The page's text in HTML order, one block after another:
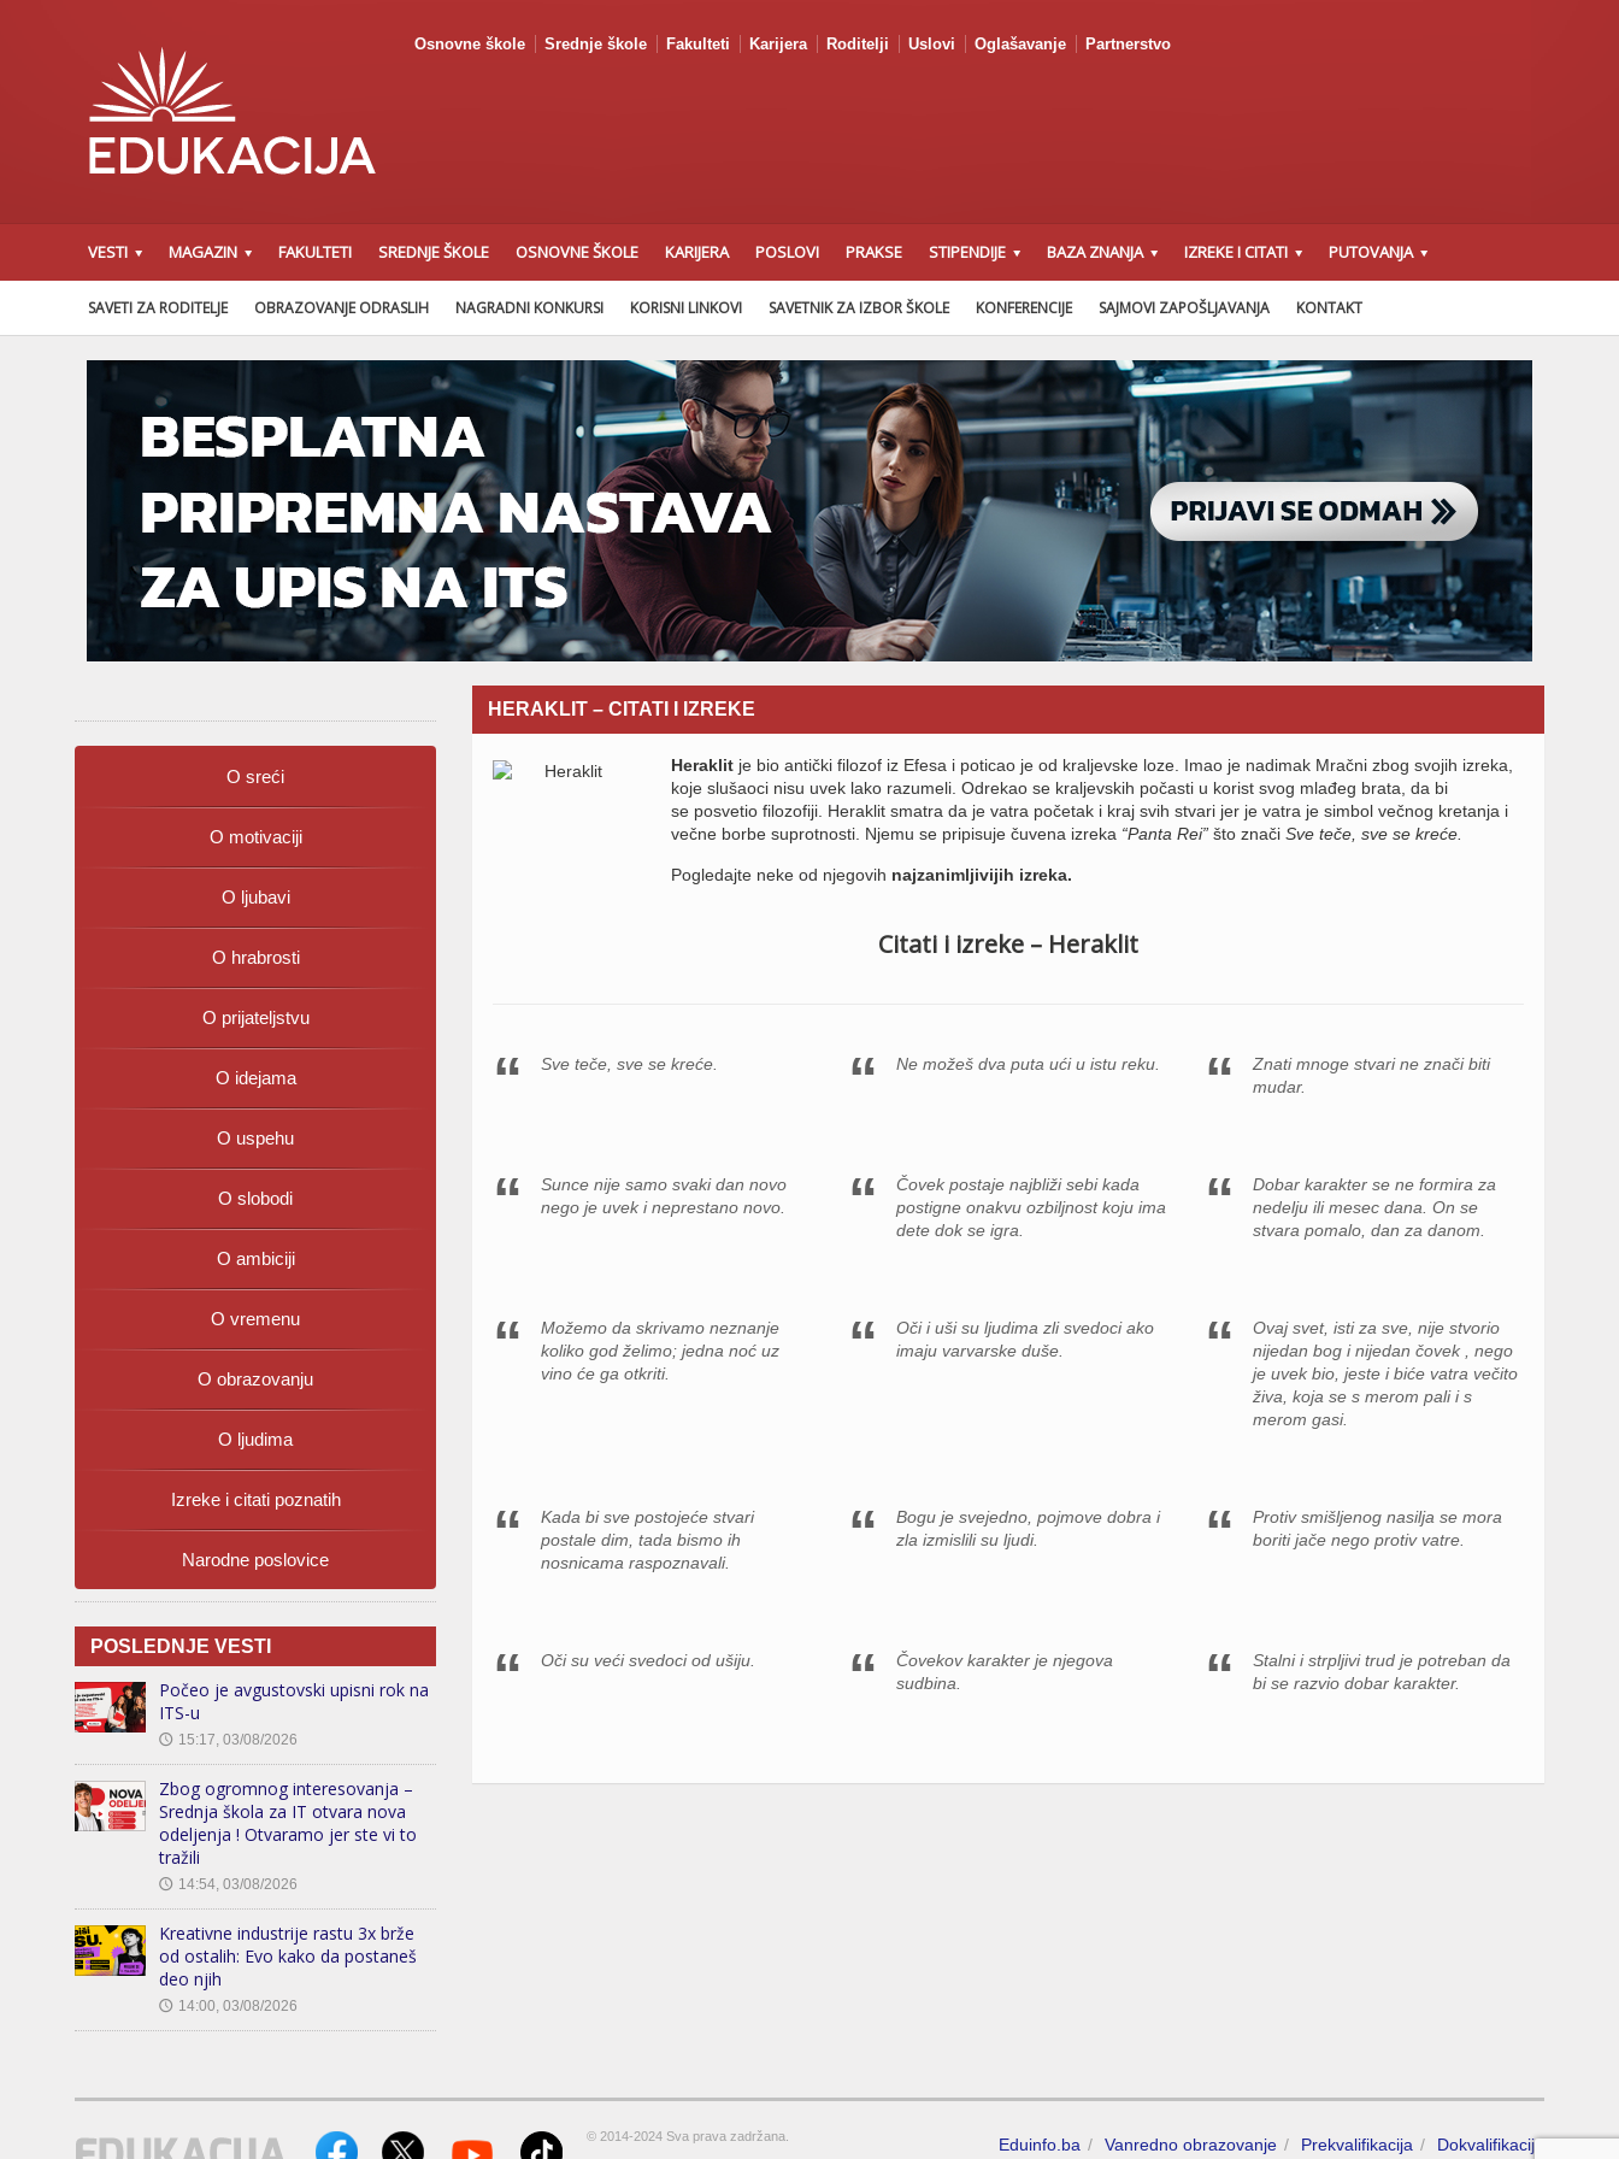
Osnovne škole Srednje škole Fakulteti Karijera Roditelji Uslovi Oglašavanje Partnerstvo
VESTI MAGAZIN FAKULTETI SREDNJE ŠKOLE OSNOVNE ŠKOLE KARIJERA POSLOVI PRAKSE STIPENDIJE BAZA ZNANJA IZREKE I CITATI PUTOVANJA
SAVETI ZA RODITELJE OBRAZOVANJE ODRASLIH NAGRADNI KONKURSI KORISNI LINKOVI SAVETNIK ZA IZBOR ŠKOLE KONFERENCIJE SAJMOVI ZAPOŠLJAVANJA KONTAKT
O sreći
O motivaciji
O ljubavi
O hrabrosti
O prijateljstvu
O idejama
O uspehu
O slobodi
O ambiciji
O vremenu
O obrazovanju
O ljudima
Izreke i citati poznatih
Narodne poslovice
POSLEDNJE VESTI
Počeo je avgustovski upisni rok na
ITS-u
🕔 15:17, 03/08/2026
Zbog ogromnog interesovanja –
Srednja škola za IT otvara nova
odeljenja ! Otvaramo jer ste vi to
tražili
🕔 14:54, 03/08/2026
Kreativne industrije rastu 3x brže
od ostalih: Evo kako da postaneš
deo njih
🕔 14:00, 03/08/2026
HERAKLIT – CITATI I IZREKE
Heraklitje bio antički filozof iz Efesa i poticao je od kraljevske loze. Imao je nadimak Mračni zbog svojih izreka,
koje slušaoci nisu uvek lako razumeli. Odrekao se kraljevskih počasti u korist svog mlađeg brata, da bi
se posvetio filozofiji. Heraklit smatra da je vatra početak i kraj svih stvari jer je vatra je simbol večnog kretanja i
večne borbe suprotnosti. Njemu se pripisuje čuvena izreka “Panta Rei”što znači Sve teče, sve se kreće.
Pogledajte neke od njegovih najzanimljivijih izreka.
Citati i izreke – Heraklit
Sve teče, sve se kreće. Ne možeš dva puta ući u istu reku.
Znati mnoge stvari ne znači biti
mudar.
Sunce nije samo svaki dan novo
nego je uvek i neprestano novo.
Čovek postaje najbliži sebi kada
postigne onakvu ozbiljnost koju ima
dete dok se igra.
Dobar karakter se ne formira za
nedelju ili mesec dana. On se
stvara pomalo, dan za danom.
Možemo da skrivamo neznanje
koliko god želimo; jedna noć uz
vino će ga otkriti.
Oči i uši su ljudima zli svedoci ako
imaju varvarske duše.
Ovaj svet, isti za sve, nije stvorio
nijedan bog i nijedan čovek , nego
je uvek bio, jeste i biće vatra večito
živa, koja se s merom pali i s
merom gasi.
Kada bi sve postojeće stvari
postale dim, tada bismo ih
nosnicama raspoznavali.
Bogu je svejedno, pojmove dobra i
zla izmislili su ljudi.
Protiv smišljenog nasilja se mora
boriti jače nego protiv vatre.
Oči su veći svedoci od ušiju.
Čovekov karakter je njegova
sudbina.
Stalni i strpljivi trud je potreban da
bi se razvio dobar karakter.
Eduinfo.ba Vanredno obrazovanje Prekvalifikacija Dokvalifikacija
© 2014-2024 Sva prava zadržana.